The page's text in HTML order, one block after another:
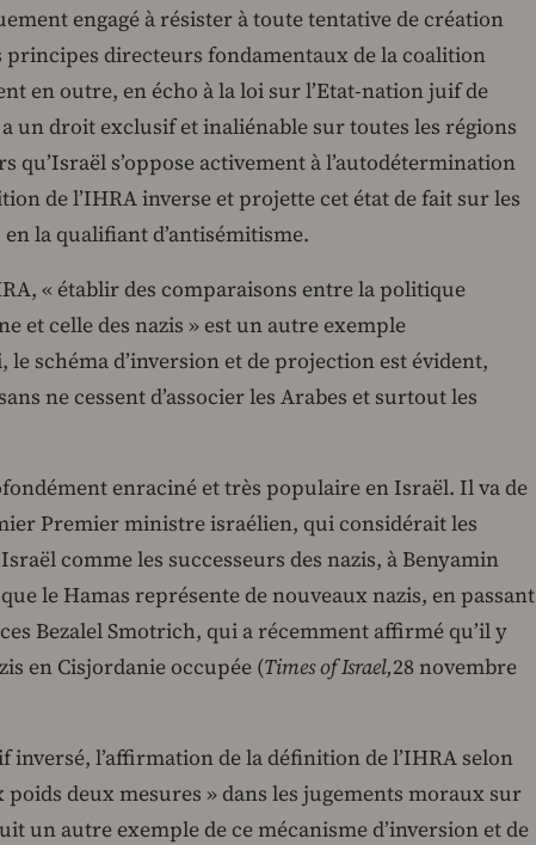
engagé à résister à toute tentative de création
principes directeurs fondamentaux de la coalition
en outre, en écho à la loi sur l’Etat-nation juif de
un droit exclusif et inaliénable sur toutes les régions
qu’Israël s’oppose activement à l’autodétermination
de l’IHRA inverse et projette cet état de fait sur les
la qualifiant d’antisémitisme.
« établir des comparaisons entre la politique
et celle des nazis » est un autre exemple
le schéma d’inversion et de projection est évident,
ne cessent d’associer les Arabes et surtout les
enraciné et très populaire en Israël. Il va de
Premier ministre israélien, qui considérait les
comme les successeurs des nazis, à Benyamin
le Hamas représente de nouveaux nazis, en passant
Bezalel Smotrich, qui a récemment affirmé qu’il y
en Cisjordanie occupée (Times of Israel,28 novembre
inversé, l’affirmation de la définition de l’IHRA selon
deux mesures » dans les jugements moraux sur
un autre exemple de ce mécanisme d’inversion et de